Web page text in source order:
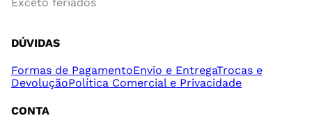
DÚVIDAS
Formas de PagamentoEnvio e EntregaTrocas e
DevoluçãoPolítica Comercial e Privacidade
CONTA